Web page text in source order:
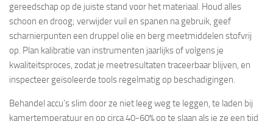
gereedschap op de juiste stand voor het materiaal. Houd alles
schoon en droog; verwijder vuil en spanen na gebruik, geef
scharnierpunten een druppel olie en berg meetmiddelen stofvrij
op. Plan kalibratie van instrumenten jaarlijks of volgens je
kwaliteitsproces, zodat je meetresultaten traceerbaar blijven, en
inspecteer geïsoleerde tools regelmatig op beschadigingen.
Behandel accu’s slim door ze niet leeg weg te leggen, te laden bij
kamertemperatuur en op circa 40-60% op te slaan als je ze een tijd